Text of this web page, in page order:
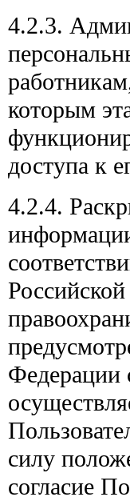
4.2.3.
которым
доступа к
4.2.4.
Федерации
силу
согласие